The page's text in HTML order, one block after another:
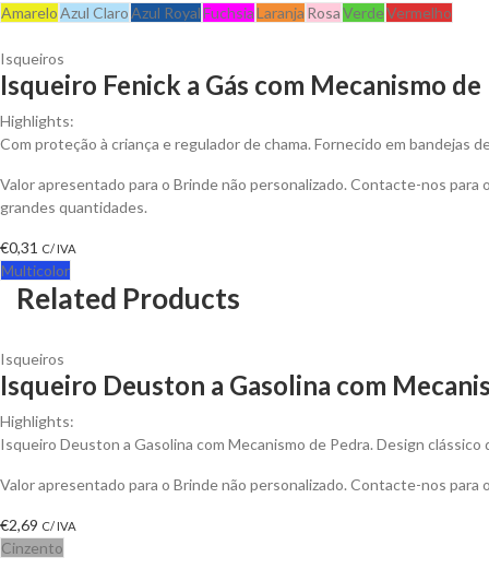
AmareloAzul ClaroAzul RoyalFuchsiaLaranja RosaVerdeVermelho
Isqueiros
Isqueiro Fenick a Gás com Mecanismo
Highlights:
Com proteção à criança e regulador de chama. Fornecido em bandejas
Valor apresentado para o Brinde não personalizado. Contacte-nos
grandes quantidades.
€0,31 C/ IVA
Multicolor
Related Products
Isqueiros
Isqueiro Deuston a Gasolina com
Highlights:
Isqueiro Deuston a Gasolina com Mecanismo de Pedra. Design clássico
Valor apresentado para o Brinde não personalizado. Contacte-nos
€2,69 C/ IVA
Cinzento